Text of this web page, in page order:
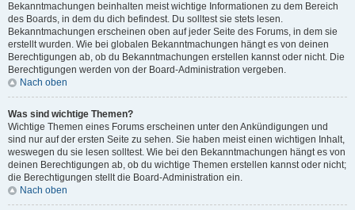
Bekanntmachungen beinhalten meist wichtige Informationen zu dem Bereich
des Boards, in dem du dich befindest. Du solltest sie stets lesen.
Bekanntmachungen erscheinen oben auf jeder Seite des Forums, in dem sie
erstellt wurden. Wie bei globalen Bekanntmachungen hängt es von deinen
Berechtigungen ab, ob du Bekanntmachungen erstellen kannst oder nicht. Die
Berechtigungen werden von der Board-Administration vergeben.
Nach oben
Was sind wichtige Themen?
Wichtige Themen eines Forums erscheinen unter den Ankündigungen und
sind nur auf der ersten Seite zu sehen. Sie haben meist einen wichtigen Inhalt,
weswegen du sie lesen solltest. Wie bei den Bekanntmachungen hängt es von
deinen Berechtigungen ab, ob du wichtige Themen erstellen kannst oder nicht;
die Berechtigungen stellt die Board-Administration ein.
Nach oben